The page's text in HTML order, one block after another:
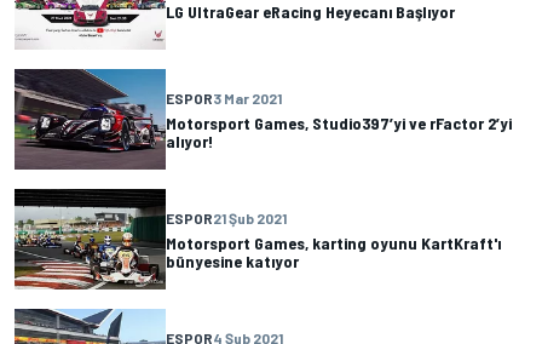
LG UltraGear eRacing Heyecanı Başlıyor
ESPOR3 Mar 2021
Motorsport Games, Studio397’yi ve rFactor 2’yi
alıyor!
ESPOR21 Şub 2021
Motorsport Games, karting oyunu KartKraft'ı
bünyesine katıyor
ESPOR4 Şub 2021